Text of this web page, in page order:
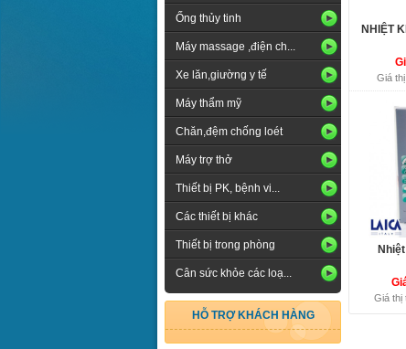
Ống thủy tinh
Máy massage ,điện ch...
Xe lăn,giường y tế
Máy thẩm mỹ
Chăn,đệm chống loét
Máy trợ thở
Thiết bị PK, bệnh vi...
Các thiết bị khác
Thiết bị trong phòng
Cân sức khỏe các loạ...
HỖ TRỢ KHÁCH HÀNG
NHIỆT
Giá
Giá thị